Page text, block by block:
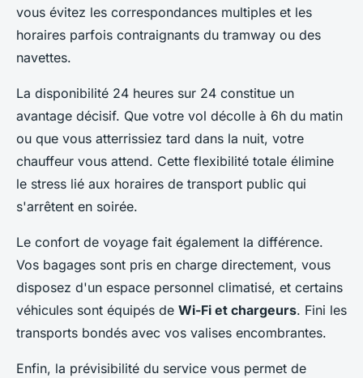
vous évitez les correspondances multiples et les
horaires parfois contraignants du tramway ou des
navettes.
La disponibilité 24 heures sur 24 constitue un
avantage décisif. Que votre vol décolle à 6h du matin
ou que vous atterrissiez tard dans la nuit, votre
chauffeur vous attend. Cette flexibilité totale élimine
le stress lié aux horaires de transport public qui
s'arrêtent en soirée.
Le confort de voyage fait également la différence.
Vos bagages sont pris en charge directement, vous
disposez d'un espace personnel climatisé, et certains
véhicules sont équipés de Wi-Fi et chargeurs. Fini les
transports bondés avec vos valises encombrantes.
Enfin, la prévisibilité du service vous permet de